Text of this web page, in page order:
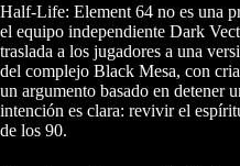
Half-Life: Element 64 no es una
el equipo independiente Dark
traslada a los jugadores a una
del complejo Black Mesa, con
un argumento basado en detener
intención es clara: revivir el
de los 90.